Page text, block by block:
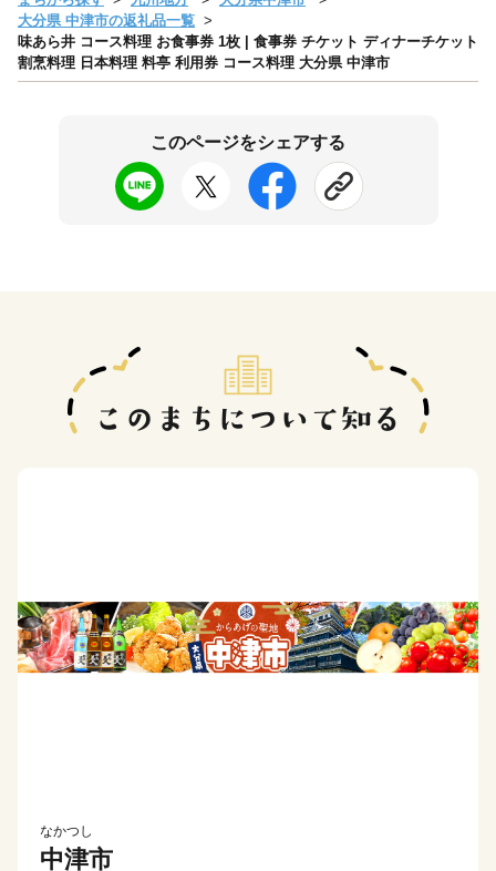
大分県 中津市の返礼品一覧
味あら井 コース料理 お食事券 1枚 | 食事券 チケット ディナーチケット
割烹料理 日本料理 料亭 利用券 コース料理 大分県 中津市
このページをシェアする
なかつし
中津市